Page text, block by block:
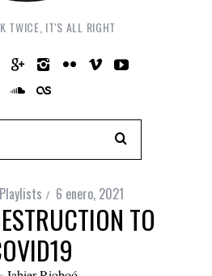
TWICE, IT'S ALL RIGHT
Playlists 6 enero, 2021
TO